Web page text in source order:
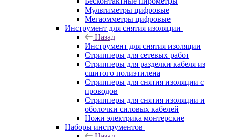
Мультиметры цифровые
Мегаомметры цифровые
Инструмент для снятия изоляции
Назад
Инструмент для снятия изоляции
Стрипперы для сетевых работ
Стрипперы для разделки кабеля из
сшитого полиэтилена
Cтрипперы для снятия изоляции с
проводов
Стрипперы для снятия изоляции и
оболочки силовых кабелей
Ножи электрика монтерские
Наборы инструментов